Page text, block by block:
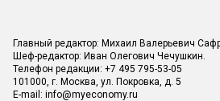
Главный редактор: Михаил Валерьевич
Шеф-редактор: Иван Олегович Чечушкин.
Телефон редакции: +7 495 795-53-05
101000, г. Москва, ул. Покровка, д. 5
E-mail: info@myeconomy.ru